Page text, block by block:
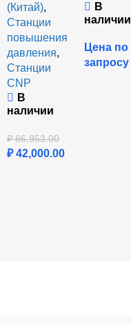
(Китай),
Станции
повышения
давления,
Станции
CNP
В
наличии
₽86,953.00
₽42,000.00
В
наличии
Цена по
запросу